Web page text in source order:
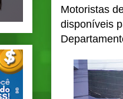
Motoristas
disponíveis